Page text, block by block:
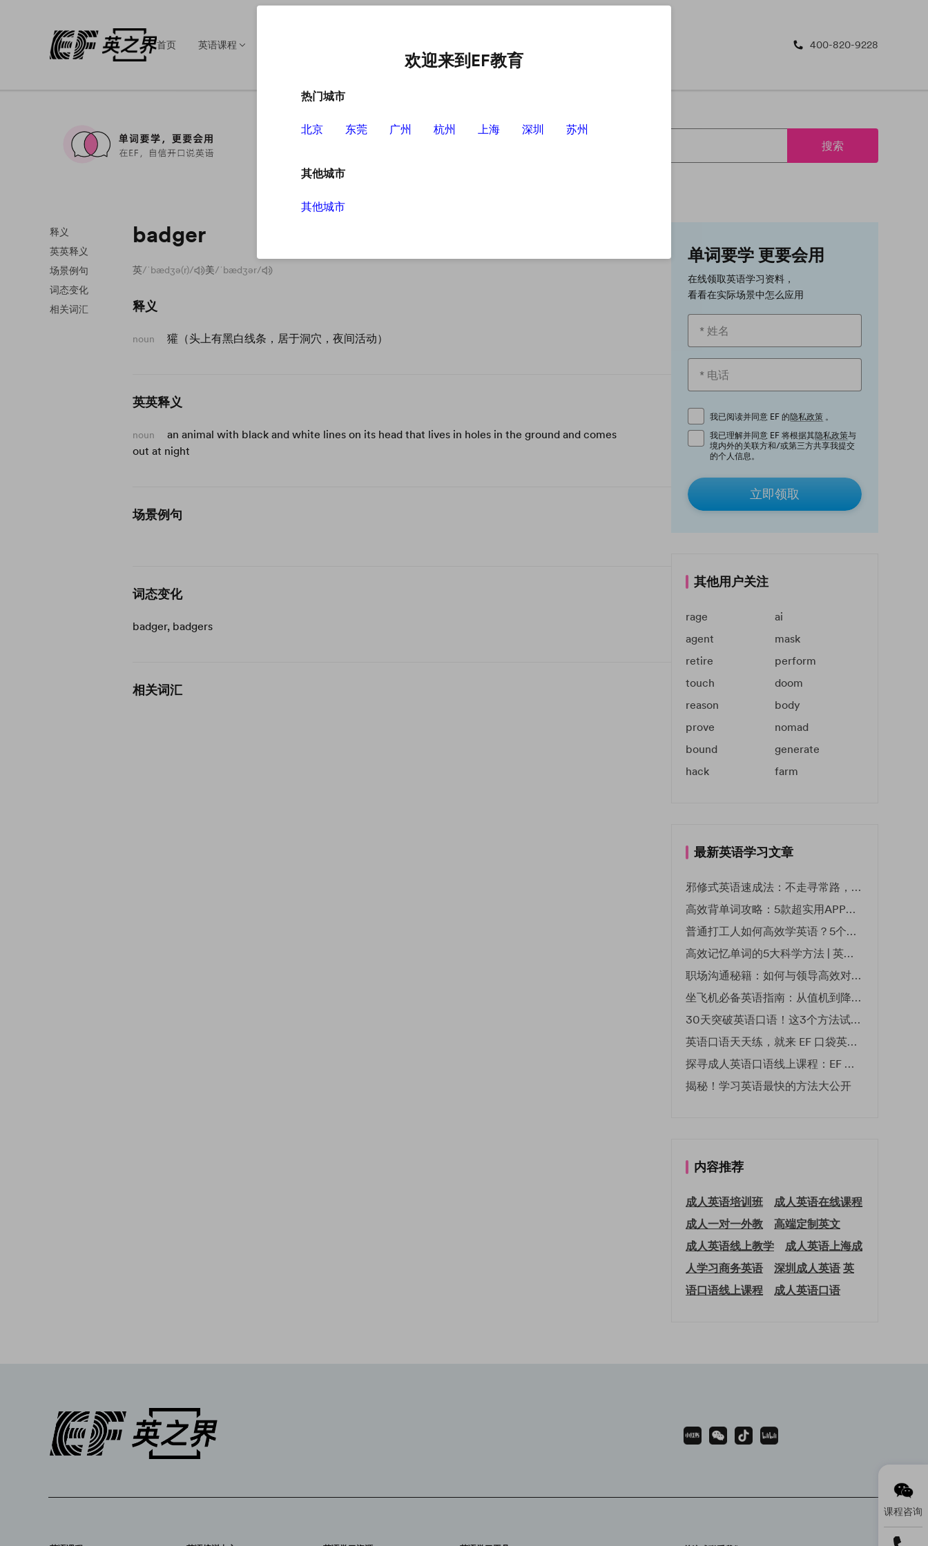
首页 英语课程 400-820-9228
搜索
释义
英英释义
场景例句
词态变化
相关词汇
badger
英/ˈbædʒə(r)/ 美/ˈbædʒər/
释义
noun 獾（头上有黑白线条，居于洞穴，夜间活动）
英英释义
noun
an animal with black and white lines on its head that lives in holes in the ground and comes
out at night
场景例句
词态变化
badger, badgers
相关词汇
单词要学 更要会用
在线领取英语学习资料，
看看在实际场景中怎么应用
我已阅读并同意 EF 的隐私政策 。
我已理解并同意 EF 将根据其隐私政策与
境内外的关联方和/或第三方共享我提交
的个人信息。
立即领取
其他用户关注
rage
ai
agent
mask
retire
perform
touch
doom
reason
body
prove
nomad
bound
generate
hack
farm
最新英语学习文章
邪修式英语速成法：不走寻常路，英语战力狂飙！
高效背单词攻略：5款超实用APP推荐 | EF英孚教育
普通打工人如何高效学英语？5个实用技巧助你突破职场瓶颈
高效记忆单词的5大科学方法 | 英语学习必备技巧
职场沟通秘籍：如何与领导高效对话 | EF英孚职场指南
坐飞机必备英语指南：从值机到降落的全流程表达
30天突破英语口语！这3个方法试过的人都说有效
英语口语天天练，就来 EF 口袋英语微信小程序
探寻成人英语口语线上课程：EF 英孚教育凭什么领航
揭秘！学习英语最快的方法大公开
内容推荐
成人英语培训班
成人英语在线课程
成人一对一外教
高端定制英文
成人英语线上教学
成人英语上海成
人学习商务英语
深圳成人英语英
语口语线上课程
成人英语口语
课程咨询
欢迎来到EF教育
热门城市
北京 东莞 广州 杭州 上海 深圳 苏州
其他城市
其他城市